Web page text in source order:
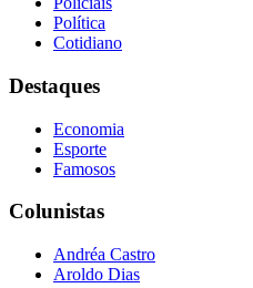
Política
Cotidiano
Destaques
Economia
Esporte
Famosos
Colunistas
Andréa Castro
Aroldo Dias